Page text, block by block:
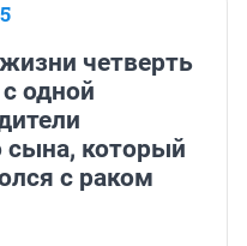
четверть
одной
сына, который
с раком